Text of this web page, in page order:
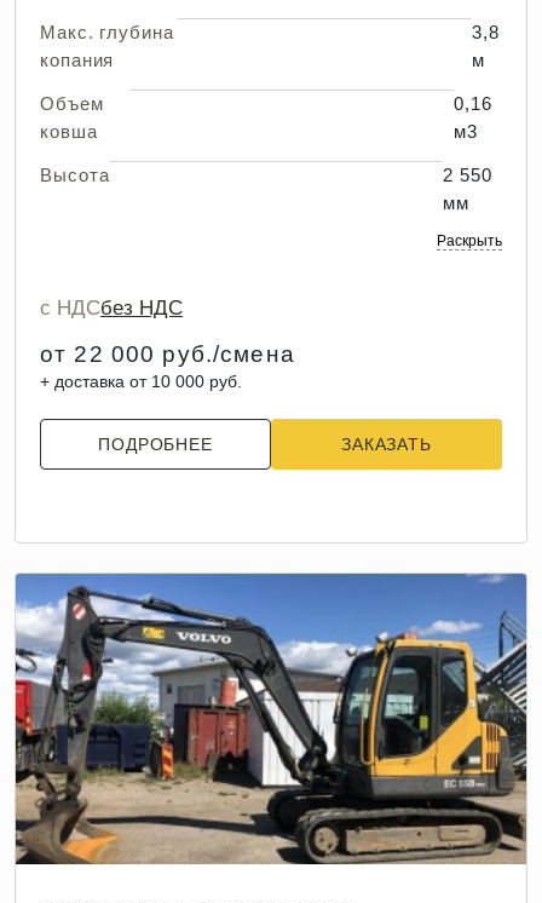
Макс. глубина
копания
3,8
м
Объем
ковша
0,16
м3
Высота
2 550
мм
Раскрыть
с НДСбез НДС
от 22 000 руб./смена
+ доставка от 10 000 руб.
ПОДРОБНЕЕ ЗАКАЗАТЬ